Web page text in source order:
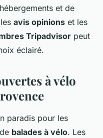
et de
avis opinions et les
Tripadvisor peut
éclairé.
à vélo
paradis pour les
balades à vélo. Les